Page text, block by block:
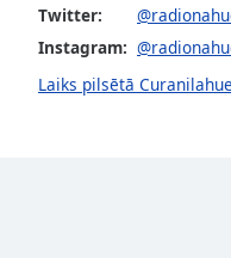
modal
Twitter:
Instagram:
Laiks pilsētā Curanilahue